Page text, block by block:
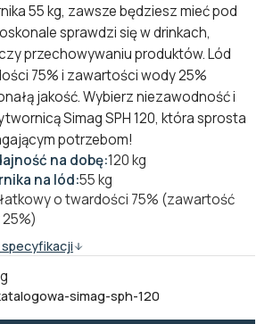
55 kg, zawsze będziesz mieć pod
sprawdzi się w drinkach,
przechowywaniu produktów. Lód
75% i zawartości wody 25%
jakość. Wybierz niezawodność i
Simag SPH 120, która sprosta
potrzebom!
na dobę:120 kg
na lód:55 kg
o twardości 75% (zawartość
simag-sph-120